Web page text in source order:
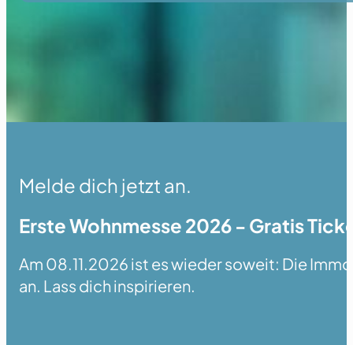
Melde dich jetzt an.
Erste Wohnmesse 2026 - Gratis
Am 08.11.2026 ist es wieder soweit: Die
an. Lass dich inspirieren.